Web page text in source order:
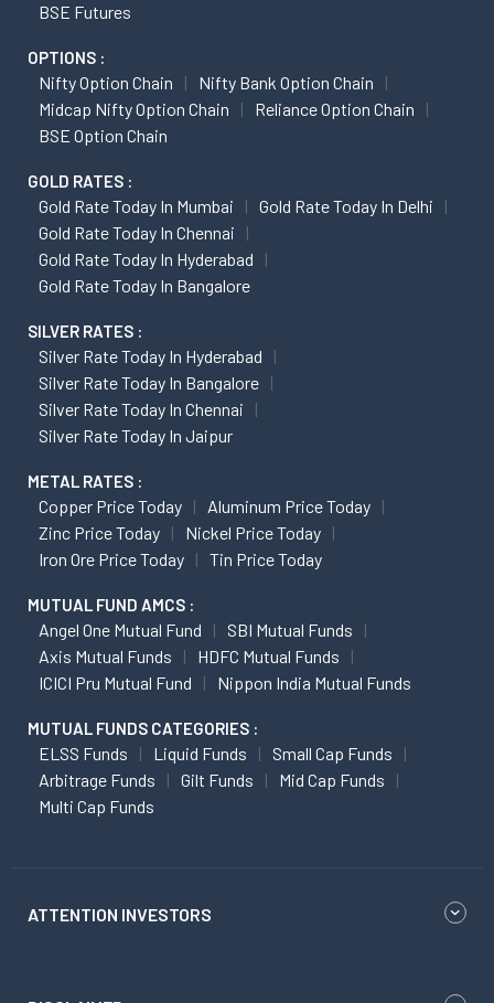
BSE Futures
OPTIONS :
Nifty Option Chain
Nifty Bank Option Chain
Midcap Nifty Option Chain
Reliance Option Chain
BSE Option Chain
GOLD RATES :
Gold Rate Today In Mumbai
Gold Rate Today In Delhi
Gold Rate Today In Chennai
Gold Rate Today In Hyderabad
Gold Rate Today In Bangalore
SILVER RATES :
Silver Rate Today In Hyderabad
Silver Rate Today In Bangalore
Silver Rate Today In Chennai
Silver Rate Today In Jaipur
METAL RATES :
Copper Price Today
Aluminum Price Today
Zinc Price Today
Nickel Price Today
Iron Ore Price Today
Tin Price Today
MUTUAL FUND AMCS :
Angel One Mutual Fund
SBI Mutual Funds
Axis Mutual Funds
HDFC Mutual Funds
ICICI Pru Mutual Fund
Nippon India Mutual Funds
MUTUAL FUNDS CATEGORIES :
ELSS Funds Liquid Funds
Small Cap Funds
Arbitrage Funds
Gilt Funds
Mid Cap Funds
Multi Cap Funds
ATTENTION INVESTORS